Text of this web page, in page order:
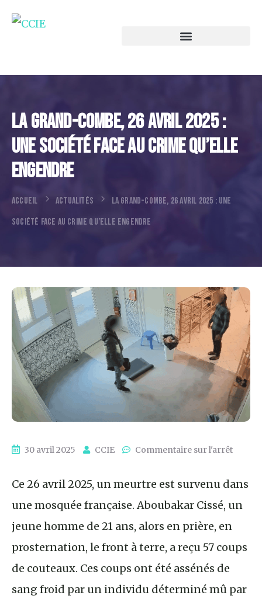
La Grand-Combe, 26 Avril 2025 :
Une Société Face Au Crime Qu’elle
Engendre
ACCUEIL ACTUALITÉS
LA GRAND-COMBE, 26 AVRIL 2025 : UNE
SOCIÉTÉ FACE AU CRIME QU’ELLE ENGENDRE
30 avril 2025 CCIE Commentaire sur l'arrêt
Ce 26 avril 2025, un meurtre est survenu dans
une mosquée française. Aboubakar Cissé, un
jeune homme de 21 ans, alors en prière, en
prosternation, le front à terre, a reçu 57 coups
de couteaux. Ces coups ont été assénés de
sang froid par un individu déterminé mû par